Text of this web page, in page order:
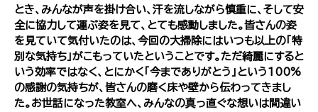
とき、みんなが声を掛け合い、汗を流しながら慎重に、そして安
全に協力して運ぶ姿を見て、とても感動しました。皆さんの姿
を見ていて気付いたのは、今回の大掃除にはいつも以上の「特
別な気持ち」がこもっていたということです。ただ綺麗にすると
いう効率ではなく、とにかく「今までありがとう」という100%
の感謝の気持ちが、皆さんの磨く床や壁から伝わってきまし
た。お世話になった教室へ、みんなの真っ直ぐな想いは間違い